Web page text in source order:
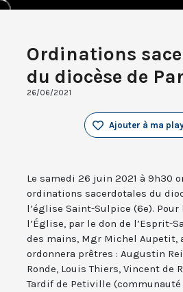
Ordinations
du diocèse de
26/06/2021
Ajouter à ma
Le samedi 26 juin 2021 à 9h30
ordinations sacerdotales du
l’église Saint-Sulpice (6e). Pour
l’Église, par le don de l’Esprit-
des mains, Mgr Michel Aupetit,
ordonnera prêtres : Augustin
Ronde, Louis Thiers, Vincent de
Tardif de Petiville (communauté